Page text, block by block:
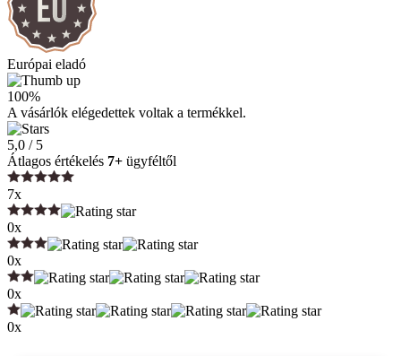
Európai eladó
100%
A vásárlók elégedettek voltak a termékkel.
5,0 / 5
Átlagos értékelés 7+ ügyféltől
7x
0x
0x
0x
0x